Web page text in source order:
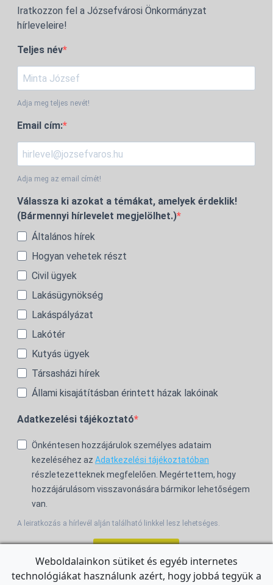
Iratkozzon fel a Józsefvárosi Önkormányzat
hírleveleire!
Teljes név
Adja meg teljes nevét!
Email cím:
Adja meg az email címét!
Válassza ki azokat a témákat, amelyek érdeklik!
(Bármennyi hírlevelet megjelölhet.)
Általános hírek
Hogyan vehetek részt
Civil ügyek
Lakásügynökség
Lakáspályázat
Lakótér
Kutyás ügyek
Társasházi hírek
Állami kisajátításban érintett házak lakóinak
Adatkezelési tájékoztató
Önkéntesen hozzájárulok személyes adataim
kezeléséhez az Adatkezelési tájékoztatóban
részletezetteknek megfelelően. Megértettem, hogy
hozzájárulásom visszavonására bármikor lehetőségem
van.
A leiratkozás a hírlevél alján található linkkel lesz lehetséges.
Weboldalainkon sütiket és egyéb internetes
technológiákat használunk azért, hogy jobbá tegyük a